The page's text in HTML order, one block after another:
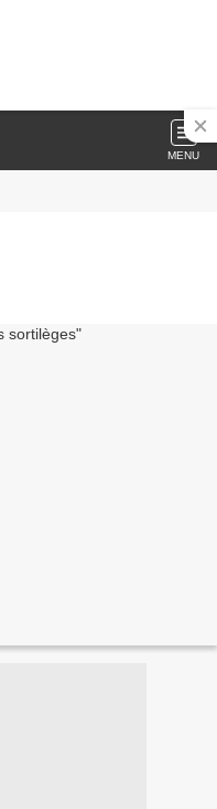
MENU